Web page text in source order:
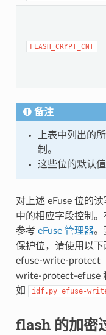
FLASH_CRYPT_CNT
备注
上表中列出的
制。
这些位的默认值
对上述 eFuse 位的
中的相应字段控制。
参考 eFuse 管理器。
保护位，请使用以
efuse-write-protect
write-protect-efuse
如
idf.py efuse-
flash 的加密